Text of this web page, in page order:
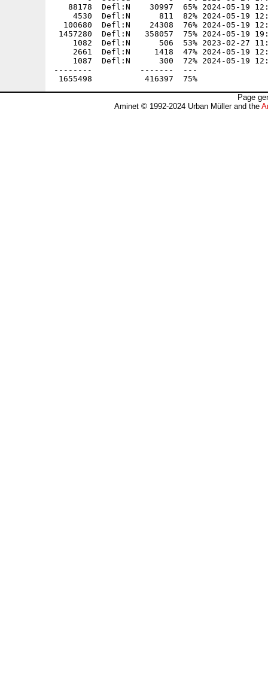
88178  Defl:N    30997  65% 2024-05-19
4530  Defl:N      811  82% 2024-05-19
100680  Defl:N    24308  76% 2024-05-19
1457280  Defl:N   358057  75% 2024-05-19
1082  Defl:N      506  53% 2023-02-27
2661  Defl:N     1418  47% 2024-05-19
1087  Defl:N      300  72% 2024-05-19
--------          -------  ---
Page
Aminet © 1992-2024 Urban Müller and the